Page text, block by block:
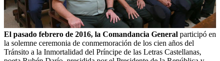
El pasado febrero de 2016, la Comandancia General participó en
la solemne ceremonia de conmemoración de los cien años del
Tránsito a la Inmortalidad del Príncipe de las Letras Castellanas,